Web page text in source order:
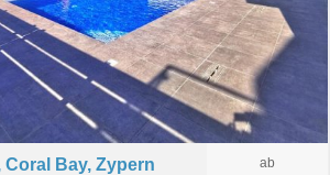
Bay, Zypern ab